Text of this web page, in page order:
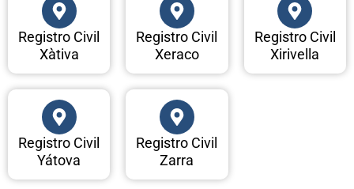
Registro Civil
Xàtiva
Registro Civil
Xeraco
Registro Civil
Xirivella
Registro Civil
Yátova
Registro Civil
Zarra